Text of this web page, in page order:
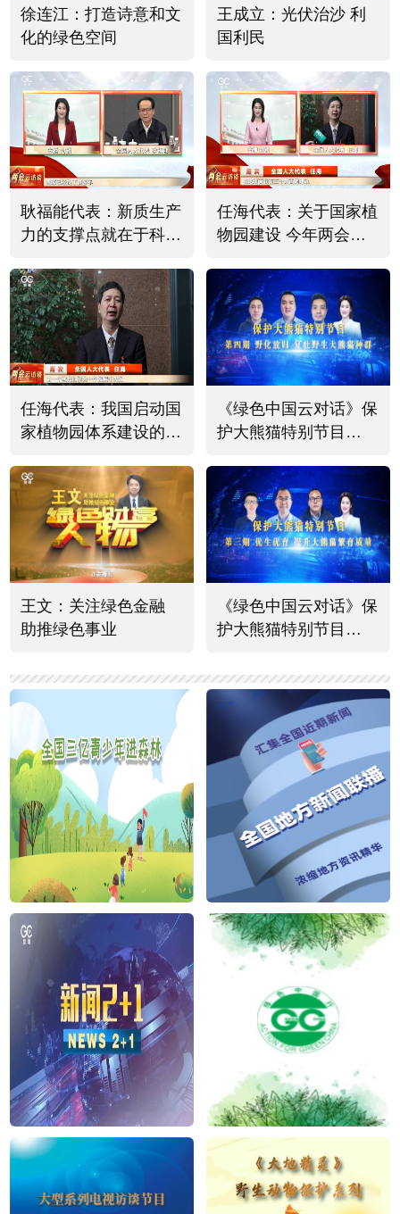
徐连江：打造诗意和文
化的绿色空间
王成立：光伏治沙 利
国利民
耿福能代表：新质生产
力的支撑点就在于科技
任海代表：关于国家植
物园建设 今年两会提
任海代表：我国启动国
家植物园体系建设的意
《绿色中国云对话》保
护大熊猫特别节目
王文：关注绿色金融
助推绿色事业
《绿色中国云对话》保
护大熊猫特别节目